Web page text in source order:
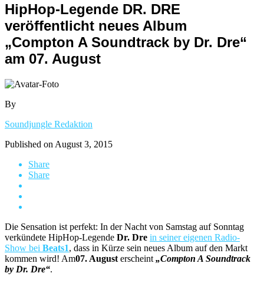
HipHop-Legende DR. DRE
veröffentlicht neues Album
„Compton A Soundtrack by Dr. Dre“
am 07. August
By
Soundjungle Redaktion
Published on August 3, 2015
Share
Share
Die Sensation ist perfekt: In der Nacht von Samstag auf Sonntag
verkündete HipHop-Legende Dr. Dre in seiner eigenen Radio-
Show bei Beats1, dass in Kürze sein neues Album auf den Markt
kommen wird! Am07. August erscheint „Compton A Soundtrack
by Dr. Dre“.